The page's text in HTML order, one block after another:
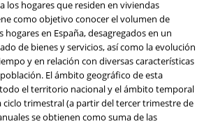
los hogares que residen en viviendas
como objetivo conocer el volumen de
en España, desagregados en un
de bienes y servicios, así como la evolución
y en relación con diversas características
El ámbito geográfico de esta
el territorio nacional y el ámbito temporal
ciclo trimestral (a partir del tercer trimestre de
se obtienen como suma de las